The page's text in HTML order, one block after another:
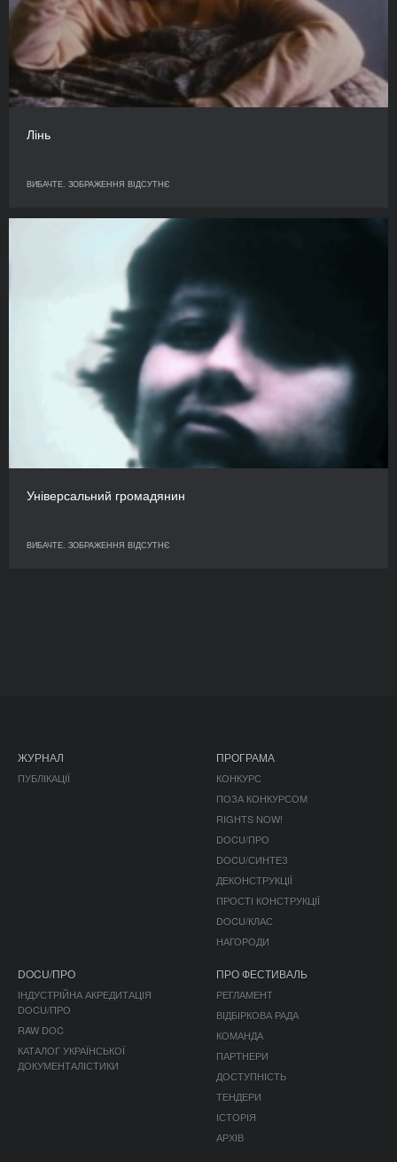
Лінь
ВИБАЧТЕ. ЗОБРАЖЕННЯ ВІДСУТНЄ
Універсальний громадянин
ВИБАЧТЕ. ЗОБРАЖЕННЯ ВІДСУТНЄ
ЖУРНАЛ
ПУБЛІКАЦІЇ
ПРОГРАМА
КОНКУРС
ПОЗА КОНКУРСОМ
RIGHTS NOW!
DOCU/ПРО
DOCU/СИНТЕЗ
ДЕКОНСТРУКЦІЇ
ПРОСТІ КОНСТРУКЦІЇ
DOCU/КЛАС
НАГОРОДИ
DOCU/ПРО
ІНДУСТРІЙНА АКРЕДИТАЦІЯ
DOCU/ПРО
RAW DOC
КАТАЛОГ УКРАЇНСЬКОЇ
ДОКУМЕНТАЛІСТИКИ
ПРО ФЕСТИВАЛЬ
РЕГЛАМЕНТ
ВІДБІРКОВА РАДА
КОМАНДА
ПАРТНЕРИ
ДОСТУПНІСТЬ
ТЕНДЕРИ
ІСТОРІЯ
АРХІВ